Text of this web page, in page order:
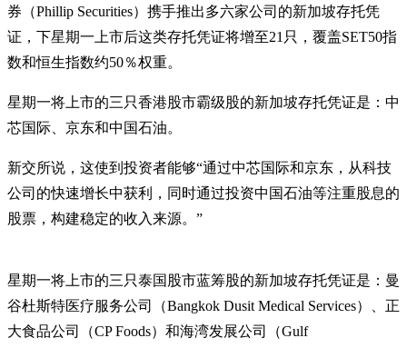
券（Phillip Securities）携手推出多六家公司的新加坡存托凭
证，下星期一上市后这类存托凭证将增至21只，覆盖SET50指
数和恒生指数约50％权重。
星期一将上市的三只香港股市霸级股的新加坡存托凭证是：中
芯国际、京东和中国石油。
新交所说，这使到投资者能够“通过中芯国际和京东，从科技
公司的快速增长中获利，同时通过投资中国石油等注重股息的
股票，构建稳定的收入来源。”
星期一将上市的三只泰国股市蓝筹股的新加坡存托凭证是：曼
谷杜斯特医疗服务公司（Bangkok Dusit Medical Services）、正
大食品公司（CP Foods）和海湾发展公司（Gulf